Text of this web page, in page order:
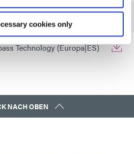
cookies only
Technology (EN)
Technology (Europa|ES)
NACH OBEN